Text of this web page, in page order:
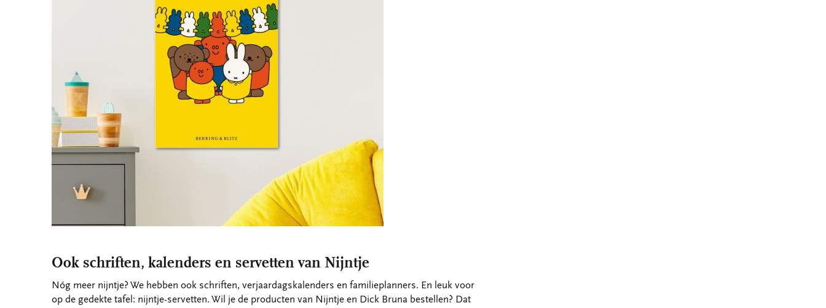
Ook schriften, kalenders en servetten van Nijntje
Nóg meer nijntje? We hebben ook schriften, verjaardagskalenders en familieplanners. En leuk voor
op de gedekte tafel: nijntje-servetten. Wil je de producten van Nijntje en Dick Bruna bestellen? Dat